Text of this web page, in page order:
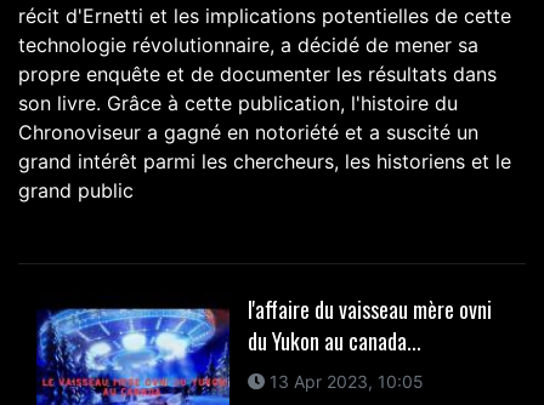
récit d'Ernetti et les implications potentielles de cette
technologie révolutionnaire, a décidé de mener sa
propre enquête et de documenter les résultats dans
son livre. Grâce à cette publication, l'histoire du
Chronoviseur a gagné en notoriété et a suscité un
grand intérêt parmi les chercheurs, les historiens et le
grand public
l'affaire du vaisseau mère ovni
du Yukon au canada...
13 Apr 2023, 10:05